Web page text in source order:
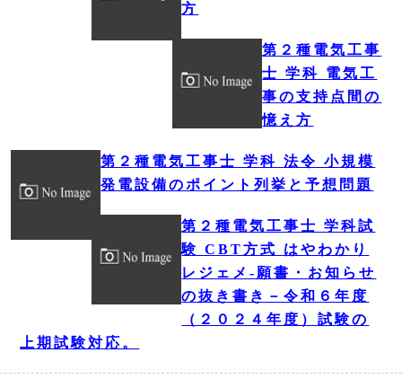
方
第２種電気工事
士 学科 電気工
事の支持点間の
憶え方
第２種電気工事士 学科 法令 小規模
発電設備のポイント列挙と予想問題
第２種電気工事士 学科試
験 CBT方式 はやわかり
レジェメ‐願書・お知らせ
の抜き書き－令和６年度
（２０２４年度）試験の
上期試験対応。